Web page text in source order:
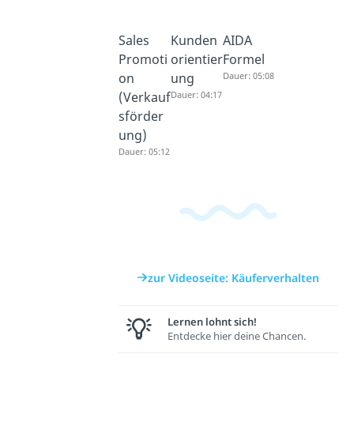
Sales
Promoti
on
(Verkauf
sförder
ung)
Dauer: 05:12
Kunden
orientier
ung
Dauer: 04:17
AIDA
Formel
Dauer: 05:08
zur Videoseite: Käuferverhalten
Lernen lohnt sich!
Entdecke hier deine Chancen.